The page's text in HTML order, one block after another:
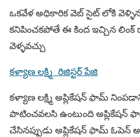
ఒకవేళ అధికారిక వెబ్ సైట్ లోకి
కనిపించకపోతే ఈ కింద ఇచ్చిన లింక్
వెళ్ళవచ్చు
కళ్యాణ లక్ష్మి రిజిస్టర్ పేజి
కళ్యాణ లక్ష్మి అప్లికేషన్ ఫామ్
పాటించవలసి ఉంటుంది అప్లికేషన్
చేసినప్పుడు అప్లికేషన్ ఫామ్ ఓపెన్